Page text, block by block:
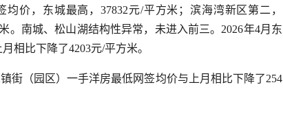
价，东城最高，37832元/平方米；滨海湾新区第二，
。南城、松山湖结构性异常，未进入前三。2026年4月东
相比下降了4203元/平方米。
街（园区）一手洋房最低网签均价与上月相比下降了254